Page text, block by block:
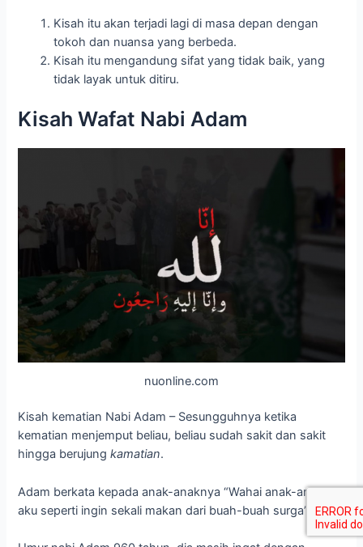
Kisah itu akan terjadi lagi di masa depan dengan
tokoh dan nuansa yang berbeda.
Kisah itu mengandung sifat yang tidak baik, yang
tidak layak untuk ditiru.
Kisah Wafat Nabi Adam
nuonline.com
Kisah kematian Nabi Adam – Sesungguhnya ketika
kematian menjemput beliau, beliau sudah sakit dan sakit
hingga berujungkamatian.
Adam berkata kepada anak-anaknya “Wahai anak-anakku,
aku seperti ingin sekali makan dari buah-buah surga”